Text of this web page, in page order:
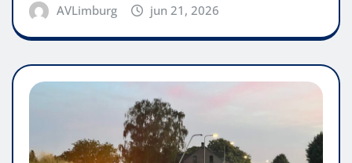
AVLimburg jun 21, 2026